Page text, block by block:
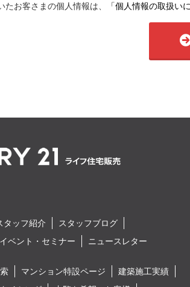
お客さまの個人情報は、 「個人情報の取扱い
タッフ紹介
スタッフブログ
イベント・セミナー ニュースレター
マンション特設ページ
建築施工実績